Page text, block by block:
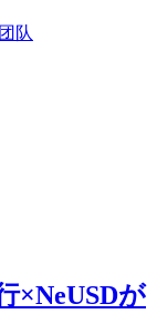
团队
×NeUSDが